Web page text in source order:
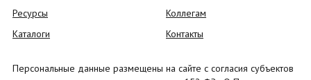
Ресурсы
Каталоги
Коллегам
Контакты
Персональные данные размещены на сайте с согласия субъектов